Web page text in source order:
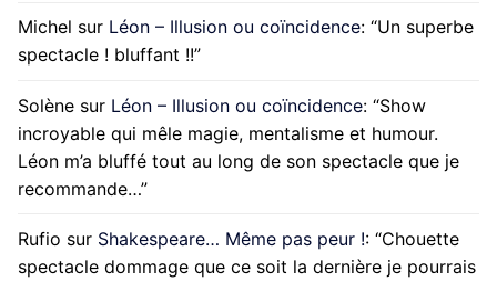
Michel sur Léon – Illusion ou coïncidence: “Un superbe
spectacle ! bluffant !!”
Solène sur Léon – Illusion ou coïncidence: “Show
incroyable qui mêle magie, mentalisme et humour.
Léon m’a bluffé tout au long de son spectacle que je
recommande…”
Rufio sur Shakespeare… Même pas peur !: “Chouette
spectacle dommage que ce soit la dernière je pourrais